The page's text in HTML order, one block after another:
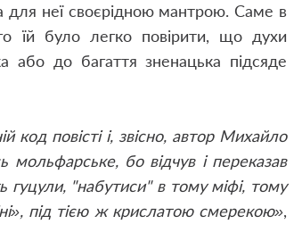
для неї своєрідною мантрою. Саме в
їй було легко повірити, що духи
або до багаття зненацька підсяде
код повісті і, звісно, автор Михайло
бо відчув і переказав
гуцули, "набутиси" в тому міфі, тому
під тією ж крислатою смерекою»,